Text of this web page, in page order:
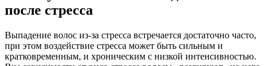
после стресса
Выпадение волос из-за стресса встречается достаточно часто,
при этом воздействие стресса может быть сильным и
кратковременным, и хроническим с низкой интенсивностью.